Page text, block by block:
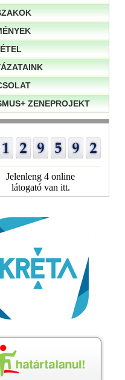
ZENEPROJEKT
Jelenleng 4 online
látogató van itt.